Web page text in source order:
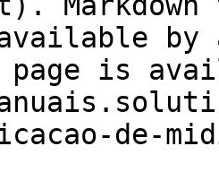
by
is
de-